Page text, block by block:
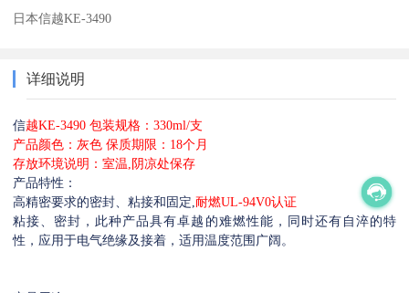
日本信越KE-3490
详细说明
信越KE-3490 包装规格：330ml/支
产品颜色：灰色 保质期限：18个月
存放环境说明：室温,阴凉处保存
产品特性：
高精密要求的密封、粘接和固定,耐燃UL-94V0认证
粘接、密封，此种产品具有卓越的难燃性能，同时还有自淬的特
性，应用于电气绝缘及接着，适用温度范围广阔。